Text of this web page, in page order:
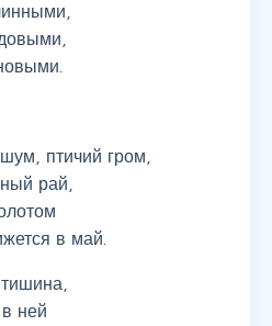
птичий гром,
рай,
в май.
ней